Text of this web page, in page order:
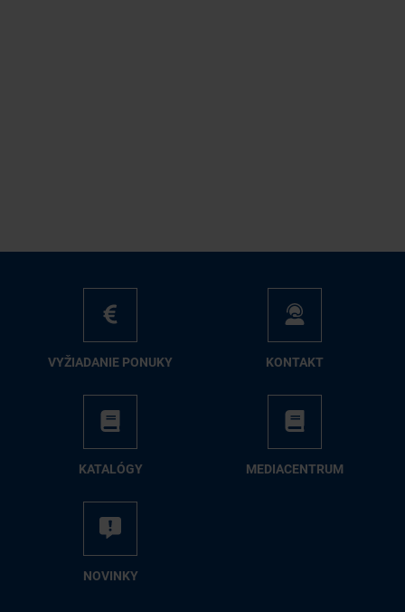
VY­ŽIA­DA­NIE PO­NU­KY KON­TAKT
KA­TA­LÓ­GY ME­DIA­CEN­TRUM
NO­VIN­KY